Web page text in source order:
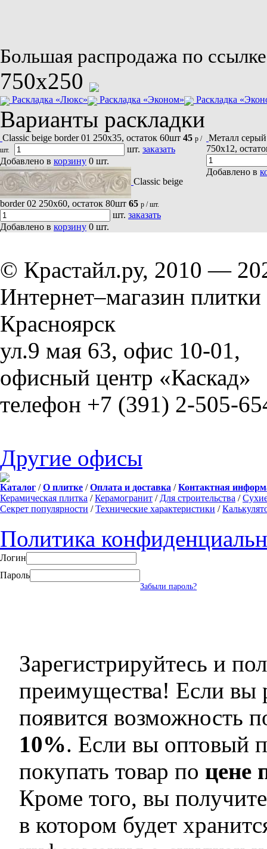
Большая распродажа по
750x250
Раскладка «Люкс» Раскладка «Эконом» Раскладка
Варианты раскладки
Сlassic beige border 01 250х35, остаток 60шт 45 р /
шт.
шт. заказать
Добавлено в корзину 0 шт.
Сlassic beige
border 02 250х60, остаток 80шт 65 р / шт.
шт. заказать
Добавлено в корзину 0 шт.
Металл
750x12,
Добавлено в
© Крастайл.ру, 2010 —
Интернет–магазин
Красноярск
ул.9 мая 63, офис 10-01,
офисный центр «Каскад»
телефон +7 (391) 2-505-
Другие офисы
Каталог /О плитке /Оплата и доставка /Контактная
Керамическая плитка /Керамогранит / Для строительства /
Секрет популярности /Технические характеристики /
Политика
Логин
Пароль
Забыли пароль?
Зарегистрируйтесь и
преимущества! Если вы
появится возможность
10%. Если вы оптовый
покупать товар по цене
Кроме того, вы
в котором будет